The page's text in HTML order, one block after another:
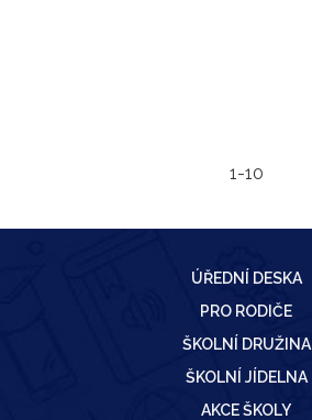
1-10
ÚŘEDNÍ DESKA
PRO RODIČE
ŠKOLNÍ DRUŽINA
ŠKOLNÍ JÍDELNA
AKCE ŠKOLY